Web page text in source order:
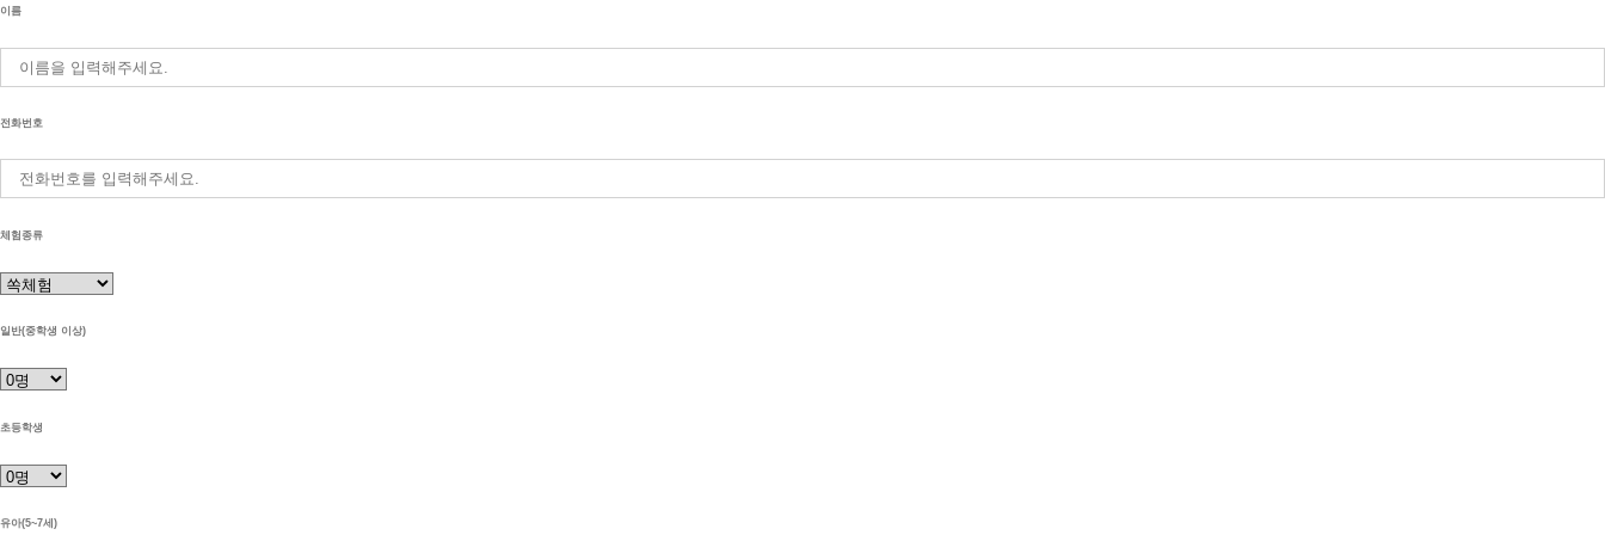
이름
전화번호
체험종류
일반(중학생 이상)
초등학생
유아(5~7세)